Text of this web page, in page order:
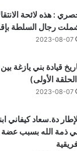
: هذه لائحة
رجال السلطة
2023-08-07
قيادة بني يازغة
الأولى)
2023-08-07
دة.سعاد كيفاني
ذمة الله بسبب عضة